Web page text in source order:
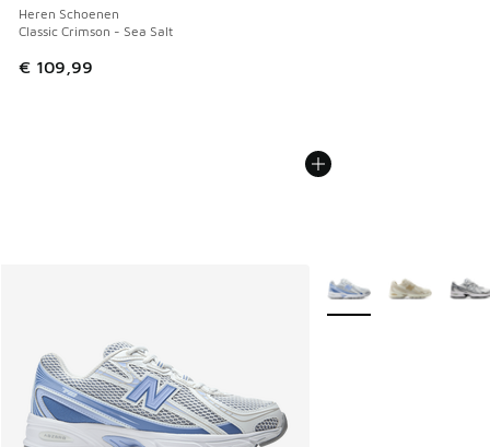
Heren Schoenen
Classic Crimson - Sea Salt
€ 109,99
Meer kleuren